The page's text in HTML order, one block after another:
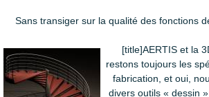
Sans transiger sur la qualité des fonctions
[title]AERTIS et la
restons toujours les
fabrication, et oui,
divers outils « dessin